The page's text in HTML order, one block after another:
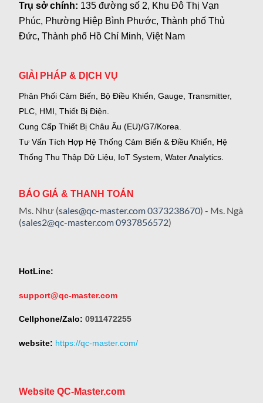
Trụ sở chính: 135 đường số 2, Khu Đô Thị Vạn
Phúc, Phường Hiệp Bình Phước, Thành phố Thủ
Đức, Thành phố Hồ Chí Minh, Việt Nam
GIẢI PHÁP & DỊCH VỤ
Phân Phối Cảm Biến, Bộ Điều Khiển, Gauge, Transmitter,
PLC, HMI, Thiết Bị Điện.
Cung Cấp Thiết Bị Châu Âu (EU)/G7/Korea.
Tư Vấn Tích Hợp Hệ Thống Cảm Biến & Điều Khiển, Hệ
Thống Thu Thập Dữ Liệu, IoT System, Water Analytics.
BÁO GIÁ & THANH TOÁN
Ms. Như (sales@qc-master.com0373238670) - Ms. Ngà
(sales2@qc-master.com0937856572)
HotLine:
support@qc-master.com
Cellphone/Zalo: 0911472255
website: https://qc-master.com/
Website QC-Master.com